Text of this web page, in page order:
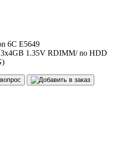
6C E5649
1.35V RDIMM/ no HDD